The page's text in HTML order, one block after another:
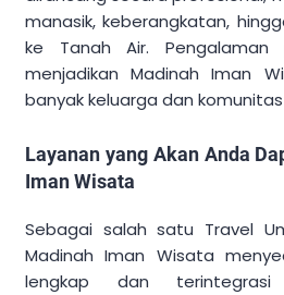
manasik, keberangkatan,
ke Tanah Air. Pengalaman
menjadikan Madinah Iman
banyak keluarga dan komunitas
Layanan yang Akan Anda
Iman Wisata
Sebagai salah satu Travel
Madinah Iman Wisata
lengkap dan terintegrasi